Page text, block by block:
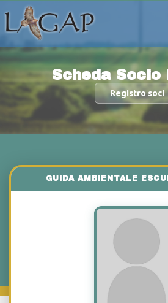
Scheda Socio
Registro soci